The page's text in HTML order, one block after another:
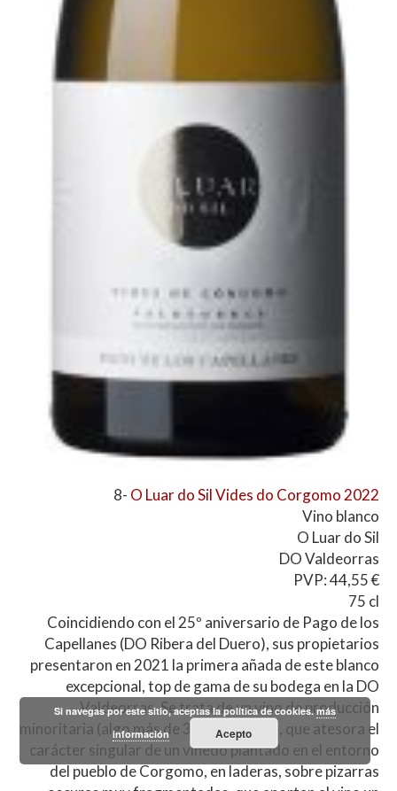
8- O Luar do Sil Vides do Corgomo 2022
Vino blanco
O Luar do Sil
DO Valdeorras
PVP: 44,55 €
75 cl
Coincidiendo con el 25º aniversario de Pago de los
Capellanes (DO Ribera del Duero), sus propietarios
presentaron en 2021 la primera añada de este blanco
excepcional, top de gama de su bodega en la DO
Valdeorras. Se trata de un vino de producción
minoritaria (algo más de 3000 botellas), que atesora el
carácter singular de un viñedo plantado en el entorno
del pueblo de Corgomo, en laderas, sobre pizarras
Si navegas por este sitio, aceptas la política de cookies.más
información
Acepto